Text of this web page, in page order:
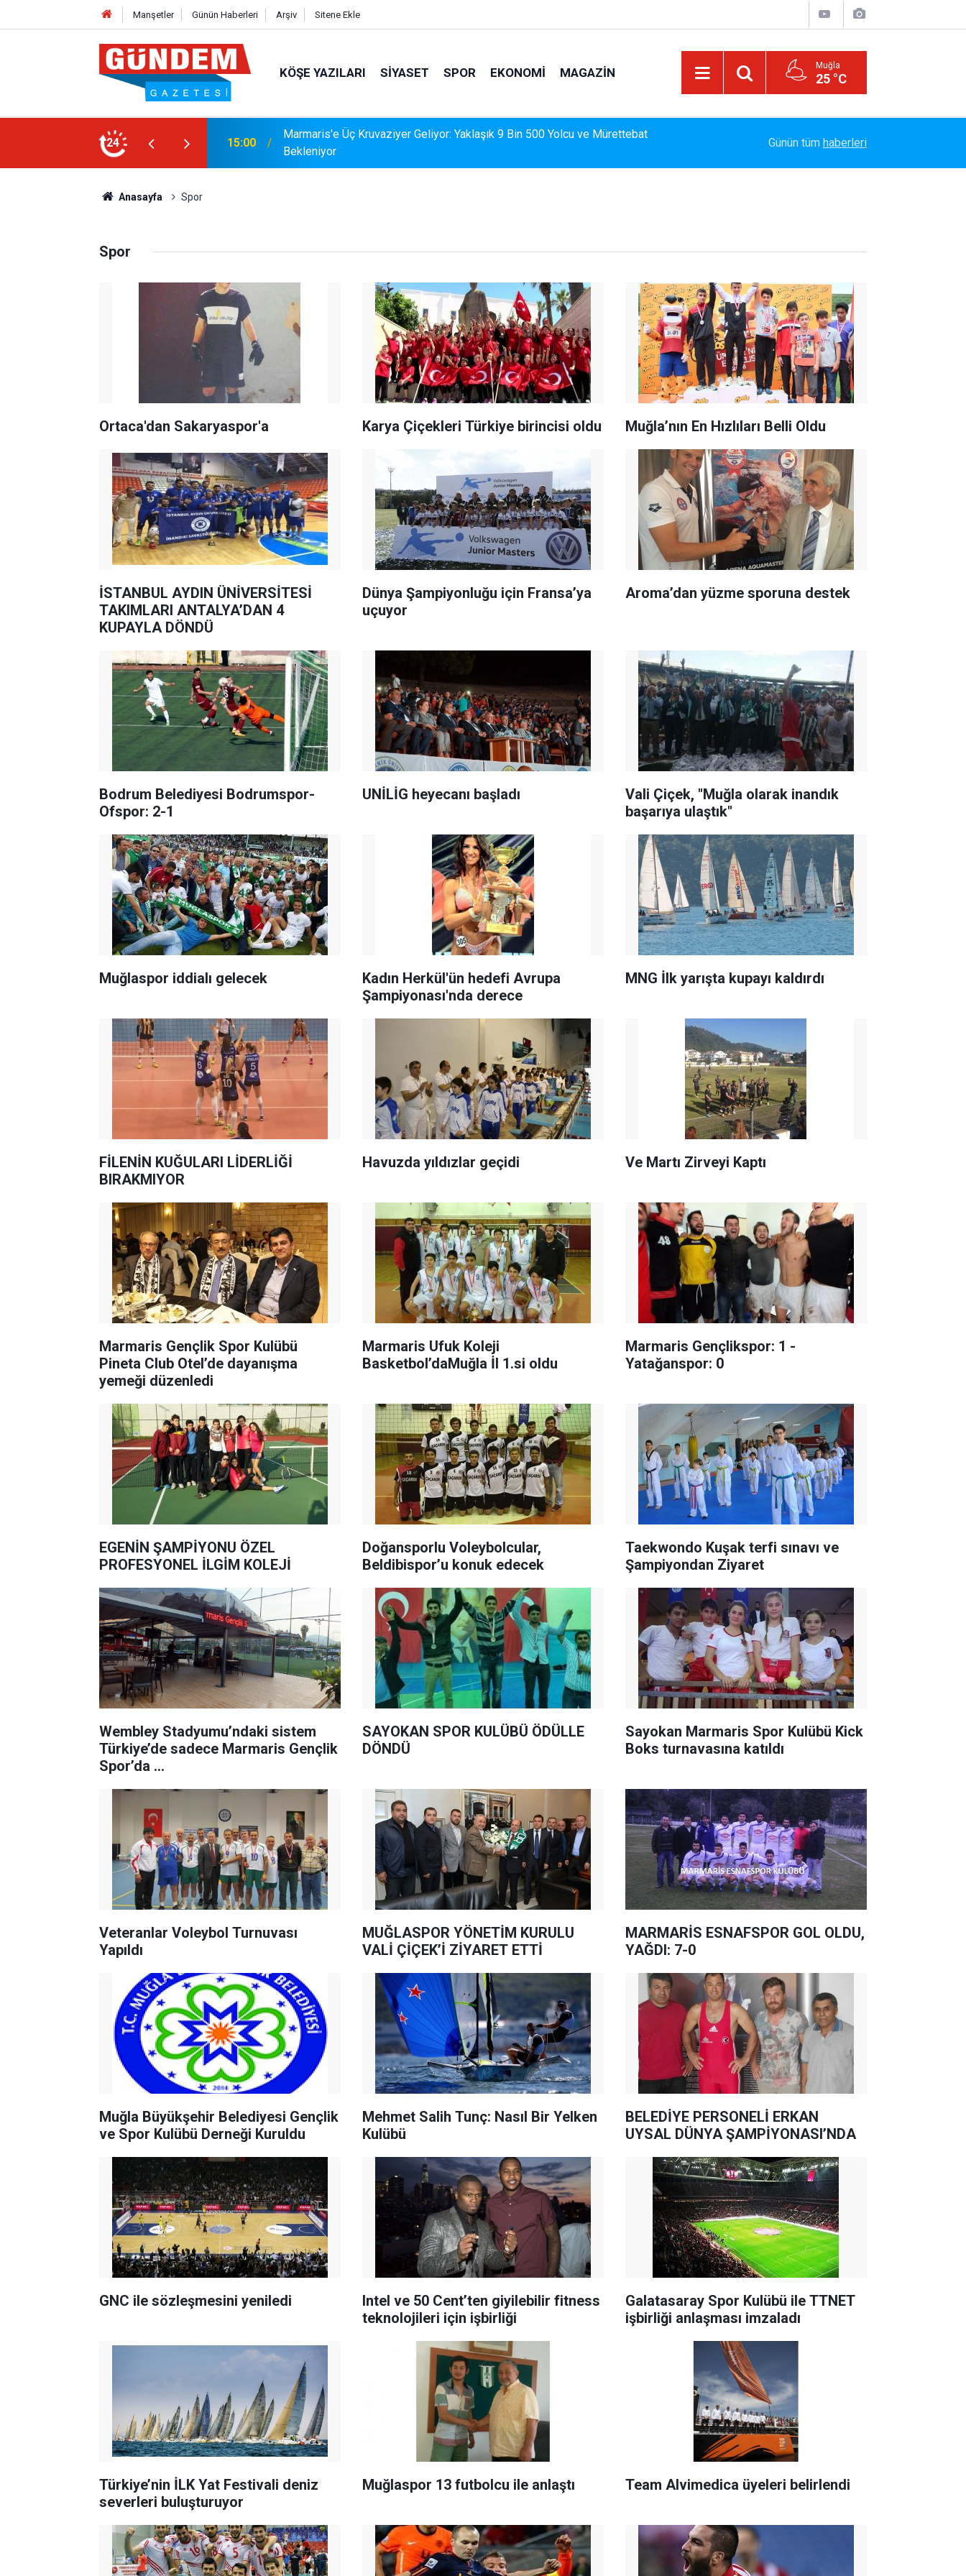
Manşetler Günün Haberleri Arşiv Sitene Ekle
KÖŞE YAZILARI SIYASET SPOR EKONOMI MAGAZIN Muğla
25 °C
24
9 Bin 500 Yolcu ve Mürettebat
14:17 MARMARİS'TE DERELERDE TEMİZLİK SEFERBERLİĞİ Bayram Arıcı: "Biz Bir Aileyiz" Anlayışıyla 12
Günün tüm haberleri
Anasayfa Spor
Spor
Ortaca'dan Sakaryaspor'a Karya Çiçekleri Türkiye birincisi oldu Muğla’nın En Hızlıları Belli Oldu
İSTANBUL AYDIN ÜNİVERSİTESİ
TAKIMLARI ANTALYA’DAN 4
KUPAYLA DÖNDÜ
Dünya Şampiyonluğu için Fransa’ya
uçuyor
Aroma’dan yüzme sporuna destek
Bodrum Belediyesi Bodrumspor-
Ofspor: 2-1
UNİLİG heyecanı başladı
Vali Çiçek, "Muğla olarak inandık
başarıya ulaştık"
Muğlaspor iddialı gelecek
Kadın Herkül'ün hedefi Avrupa
Şampiyonası'nda derece
MNG İlk yarışta kupayı kaldırdı
FİLENİN KUĞULARI LİDERLİĞİ
BIRAKMIYOR
Havuzda yıldızlar geçidi Ve Martı Zirveyi Kaptı
Marmaris Gençlik Spor Kulübü
Pineta Club Otel’de dayanışma
yemeği düzenledi
Marmaris Ufuk Koleji
Basketbol’daMuğla İl 1.si oldu
Marmaris Gençlikspor: 1 -
Yatağanspor: 0
EGENİN ŞAMPİYONU ÖZEL
PROFESYONEL İLGİM KOLEJİ
Doğansporlu Voleybolcular,
Beldibispor’u konuk edecek
Taekwondo Kuşak terfi sınavı ve
Şampiyondan Ziyaret
Wembley Stadyumu’ndaki sistem
Türkiye’de sadece Marmaris Gençlik
Spor’da ...
SAYOKAN SPOR KULÜBÜ ÖDÜLLE
DÖNDÜ
Sayokan Marmaris Spor Kulübü Kick
Boks turnavasına katıldı
Veteranlar Voleybol Turnuvası
Yapıldı
MUĞLASPOR YÖNETİM KURULU
VALİ ÇİÇEK’İ ZİYARET ETTİ
MARMARİS ESNAFSPOR GOL OLDU,
YAĞDI: 7-0
Muğla Büyükşehir Belediyesi Gençlik
ve Spor Kulübü Derneği Kuruldu
Mehmet Salih Tunç: Nasıl Bir Yelken
Kulübü
BELEDİYE PERSONELİ ERKAN
UYSAL DÜNYA ŞAMPİYONASI’NDA
GNC ile sözleşmesini yeniledi
Intel ve 50 Cent’ten giyilebilir fitness
teknolojileri için işbirliği
Galatasaray Spor Kulübü ile TTNET
işbirliği anlaşması imzaladı
Türkiye’nin İLK Yat Festivali deniz
severleri buluşturuyor
Muğlaspor 13 futbolcu ile anlaştı Team Alvimedica üyeleri belirlendi